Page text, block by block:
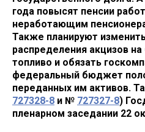
года повысят пенсии
неработающим
Также планируют
распределения акцизов
топливо и обязать
федеральный бюджет
переданных им активов.
727328-8 и № 727327-8)
пленарном заседании 22